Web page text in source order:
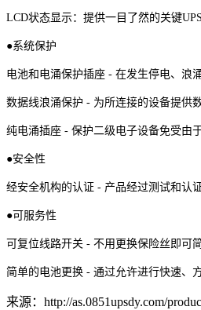
LCD状态显示：提供一目了然的关键
●系统保护
电池和电涌保护插座 - 在发生停电、浪
数据线浪涌保护 - 为所连接的设备提供
纯电涌插座 - 保护二级电子设备免受由
●安全性
经安全机构的认证 - 产品经过测试和认
●可服务性
可复位线路开关 - 不用更换保险丝即可
简单的电池更换 - 通过允许进行快速、
来源：http://as.0851upsdy.com/